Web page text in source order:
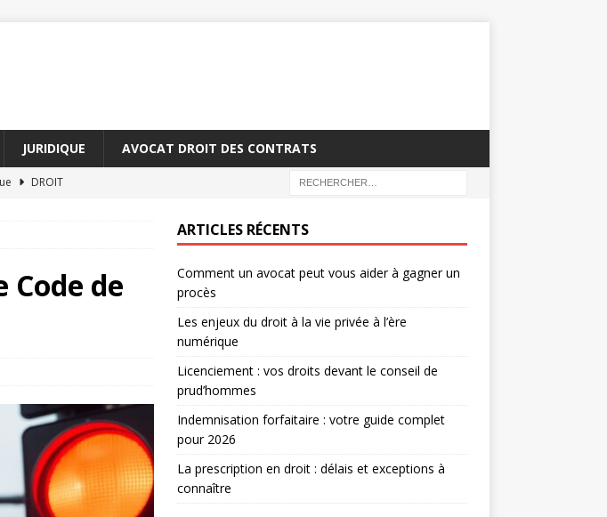
JURIDIQUE AVOCAT DROIT DES CONTRATS
DROIT
2026
de
ARTICLES RÉCENTS
Comment un avocat peut vous aider à gagner un
procès
Les enjeux du droit à la vie privée à l’ère
numérique
Licenciement : vos droits devant le conseil de
prud’hommes
Indemnisation forfaitaire : votre guide complet
pour 2026
La prescription en droit : délais et exceptions à
connaître